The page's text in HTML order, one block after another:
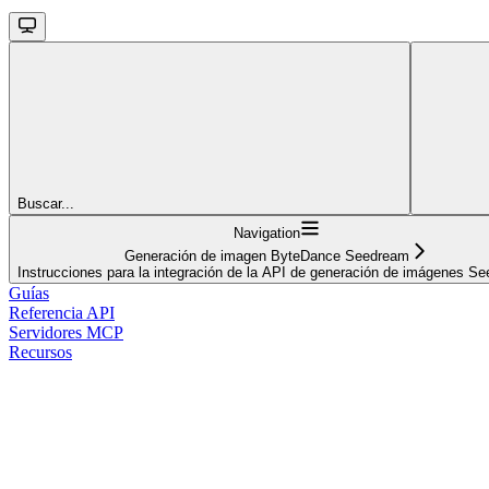
Buscar...
Navigation
Generación de imagen ByteDance Seedream
Instrucciones para la integración de la API de generación de imágenes
Guías
Referencia API
Servidores MCP
Recursos